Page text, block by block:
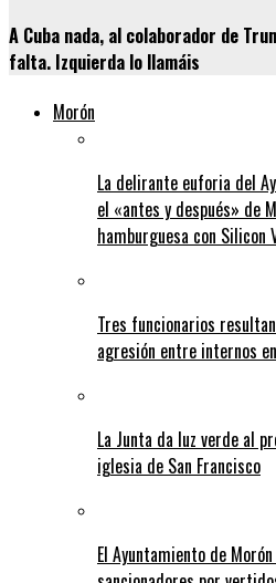
A Cuba nada, al colaborador de
falta. Izquierda lo llamáis
Morón
La delirante euforia del
el «antes y después» de
hamburguesa con Silicon
Tres funcionarios
agresión entre internos
La Junta da luz verde al
iglesia de San Francisco
El Ayuntamiento de